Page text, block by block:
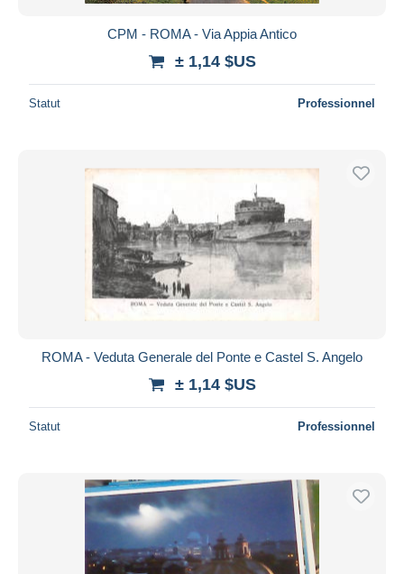
CPM - ROMA - Via Appia Antico
± 1,14 $US
Statut Professionnel
ROMA - Veduta Generale del Ponte e Castel S. Angelo
± 1,14 $US
Statut Professionnel